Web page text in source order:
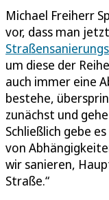
Michael Freiherr
vor, dass man
um diese der
auch immer eine
bestehe,
zunächst und
Schließlich gebe
von
wir sanieren,
Straße.“